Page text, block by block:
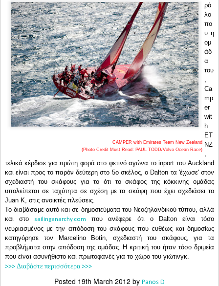
CAMPER with Emirates Team New Zealand
(Photo Credit Must Read: PAUL TODD/Volvo Ocean Race)
ρό
λο
πο
υ η
ομ
άδ
α
του
,
Ca
mp
er
wit
h
ET
NZ
,
τελικά κέρδισε για πρώτη φορά στο φετινό αγώνα το inport του Auckland
και είναι προς το παρόν δεύτερη στο 5ο σκέλος, ο Dalton τα 'έχωσε' στον
σχεδιαστή του σκάφους για το ότι το σκάφος της κόκκινης ομάδας
υπολείπεται σε ταχύτητα σε σχέση με τα σκάφη που έχει σχεδιάσει το
Juan K, στις ανοικτές πλεύσεις.
Το διαβάσαμε αυτό και σε δημοσιεύματα του Νεοζηλανδικού τύπου, αλλά
και στο
sailinganarchy.com
που ανέφερε ότι ο Dalton είναι τόσο
νευριασμένος με την απόδοση του σκάφους που ευθέως και δημοσίως
κατηγόρησε τον Marcelino Botin, σχεδιαστή του σκάφους, για τα
προβλήματα στην απόδοση της ομάδας. Η κριτική του ήταν τόσο δριμεία
που είναι ασυνήθιστο και πρωτοφανές για το χώρο του γιώτινγκ.
>>> Διαβάστε περισσότερα >>>
Posted 19th March 2012 by Panos D